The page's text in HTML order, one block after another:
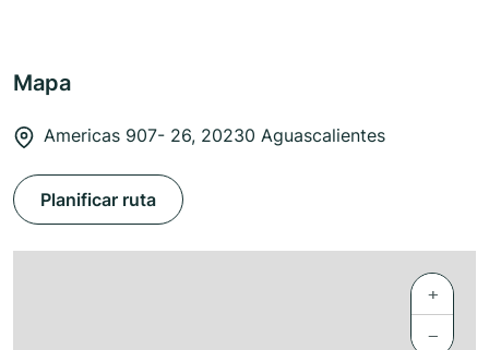
Mapa
Americas 907- 26, 20230 Aguascalientes
Planificar ruta
+
−